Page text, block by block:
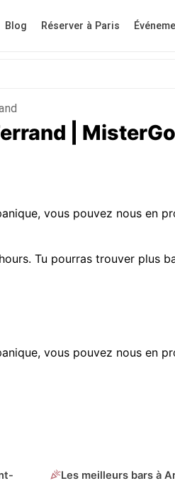
Blog Réserver à Paris
|
vous pouvez nous en
Tu pourras trouver plus
vous pouvez nous en
Les meilleurs bars à